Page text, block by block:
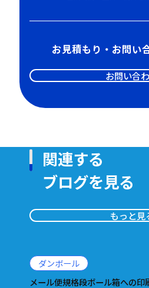
お見積もり・お問い
お問い合
関連する
ブログを見る
もっと見
ダンボール
メール便規格段ボール箱への印